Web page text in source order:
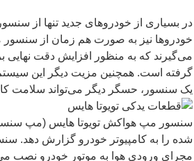
در بسیاری از خودروهای جدید تنها از
خودروها نیز به صورت هم زمان از
گرفته است. همچنین مزیت دیگر این
یک سنسور، حسگر دیگر می‌تواند سلامت
سنسور مپ هواکش تویوتا هایس (مپ
شده را به کامپیوتر خودرو گزارش دهد.
مجرای ورودی هوا به موتور خودرو نصب